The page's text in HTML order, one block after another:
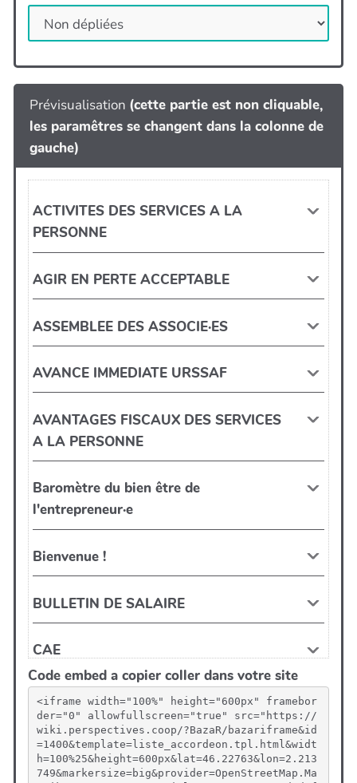
Prévisualisation (cette partie est non cliquable,
les paramêtres se changent dans la colonne de
gauche)
Code embed a copier coller dans votre site
<iframe width="100%" height="600px" framebor
der="0" allowfullscreen="true" src="https://
wiki.perspectives.coop/?BazaR/bazariframe&id
=1400&template=liste_accordeon.tpl.html&widt
h=100%25&height=600px&lat=46.22763&lon=2.213
749&markersize=big&provider=OpenStreetMap.Ma